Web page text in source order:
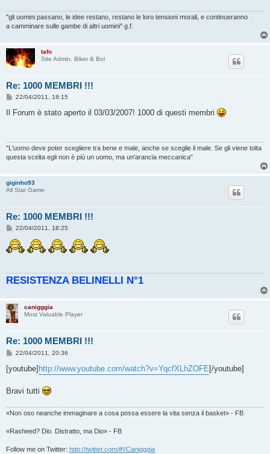
"gli uomini passano, le idee restano, restano le loro tensioni morali, e continueranno
a camminare sulle gambe di altri uomini" g.f.
tafo
Site Admin, Biker & Bol
Re: 1000 MEMBRI !!!
M
s
i
o
22/04/2011, 18:15
Il Forum è stato aperto il 03/03/2007! 1000 di questi membri
"L'uomo deve poter scegliere tra bene e male, anche se sceglie il male. Se gli viene tolta
questa scelta egli non è più un uomo, ma un'arancia meccanica"
giginho93
All Star Game
Re: 1000 MEMBRI !!!
M
s
s
i
o
22/04/2011, 18:25
RESISTENZA BELINELLI N°1
canigggia
Most Valuable Player
Re: 1000 MEMBRI !!!
M
s
g
g
o
22/04/2011, 20:36
[youtube]http://www.youtube.com/watch?v=YqcfXLhZOFE[/youtube]
Bravi tutti
«Non oso neanche immaginare a cosa possa essere la vita senza il basket» - FB
«Rasheed? Dio. Distratto, ma Dio» - FB
Follow me on Twitter: http://twitter.com/#!/Canigggia